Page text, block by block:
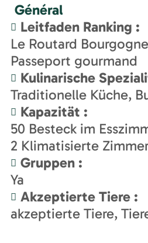
Général
Leitfaden Ranking :
Le Routard
Passeport gourmand
Kulinarische
Traditionelle Küche
Kapazität :
50 Besteck im
2 Klimatisierte
Gruppen :
Ya
Akzeptierte Tiere :
akzeptierte Tiere